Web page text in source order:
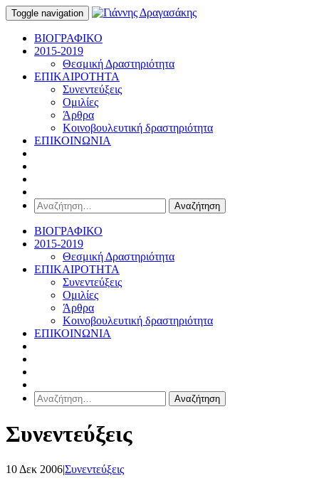
Toggle navigation
ΒΙΟΓΡΑΦΙΚΟ
2015-2019
Θεσμική Δραστηριότητα
ΕΠΙΚΑΙΡΟΤΗΤΑ
Συνεντεύξεις
Ομιλίες
Άρθρα
Κοινοβουλευτική δραστηριότητα
ΕΠΙΚΟΙΝΩΝΙΑ
Αναζήτηση
για:
ΒΙΟΓΡΑΦΙΚΟ
2015-2019
Θεσμική Δραστηριότητα
ΕΠΙΚΑΙΡΟΤΗΤΑ
Συνεντεύξεις
Ομιλίες
Άρθρα
Κοινοβουλευτική δραστηριότητα
ΕΠΙΚΟΙΝΩΝΙΑ
Αναζήτηση
για:
Συνεντεύξεις
10 Δεκ 2006|Συνεντεύξεις